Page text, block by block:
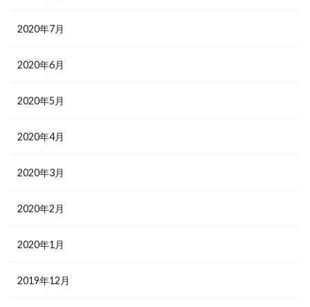
2020年7月
2020年6月
2020年5月
2020年4月
2020年3月
2020年2月
2020年1月
2019年12月